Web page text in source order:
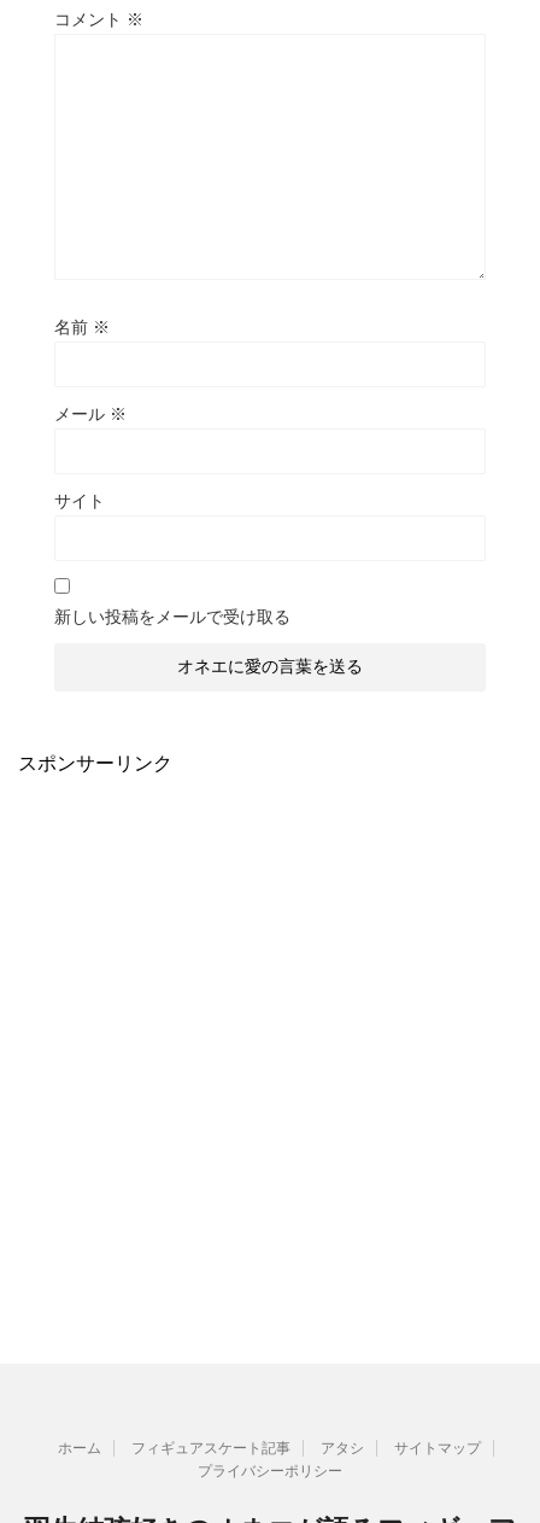
コメント ※
名前 ※
メール ※
サイト
新しい投稿をメールで受け取る
スポンサーリンク
ホーム フィギュアスケート記事 アタシ
サイトマップ
プライバシーポリシー